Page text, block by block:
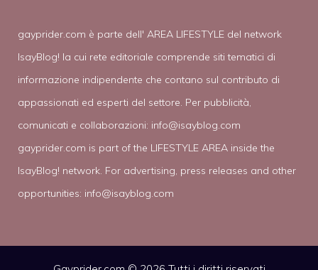
gayprider.com è parte dell' AREA LIFESTYLE del network
IsayBlog! la cui rete editoriale comprende siti tematici di
informazione indipendente che contano sul contributo di
appassionati ed esperti del settore. Per pubblicità,
comunicati e collaborazioni: info@isayblog.com
gayprider.com is part of the LIFESTYLE AREA inside the
IsayBlog! network. For advertising, press releases and other
opportunities: info@isayblog.com